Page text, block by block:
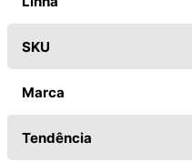
SKU
Marca
Tendência